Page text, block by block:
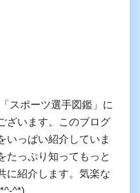
スポーツ選手図鑑」に
ざいます。このブログ
いっぱい紹介していま
たっぷり知ってもっと
に紹介します。気楽な